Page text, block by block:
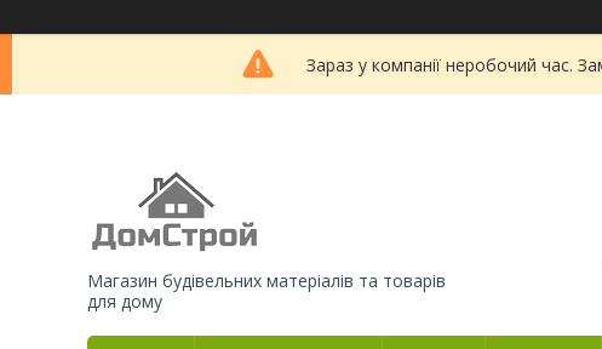
Зараз у компанії неробочий час.
Магазин будівельних матеріалів та товарів
для дому